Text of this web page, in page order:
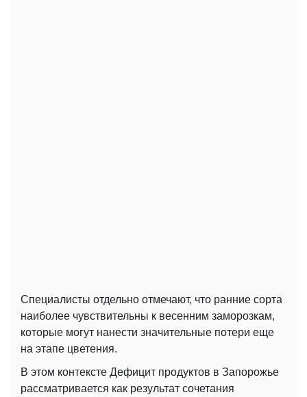
Специалисты отдельно отмечают, что ранние сорта
наиболее чувствительны к весенним заморозкам,
которые могут нанести значительные потери еще
на этапе цветения.
В этом контексте Дефицит продуктов в Запорожье
рассматривается как результат сочетания